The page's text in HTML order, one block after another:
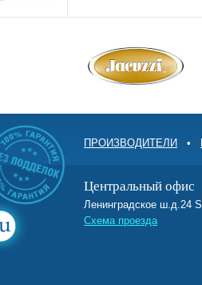
ПРОИЗВОДИТЕЛИ •
Центральный офис
Ленинградское ш.д.24
Схема проезда